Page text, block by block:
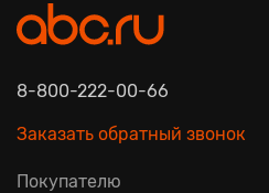
8-800-222-00-66
Заказать обратный звонок
Покупателю